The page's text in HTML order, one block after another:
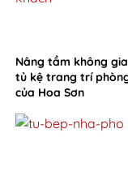
Nâng tầm không
tủ kệ trang trí
của Hoa Sơn